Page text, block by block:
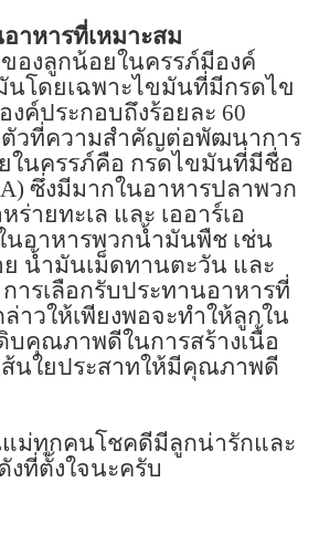
าหารที่เหมาะสม
องลูกน้อยในครรภ์มีองค์
นโดยเฉพาะไขมันที่มีกรดไข
ค์ประกอบถึงร้อยละ 60
วที่ความสำคัญต่อพัฒนาการ
ในครรภ์คือ กรดไขมันที่มีชื่อ
ซึ่งมีมากในอาหารปลาพวก
ร่ายทะเล และ เออาร์เอ
นอาหารพวกน้ำมันพืช เช่น
น้ำมันเม็ดทานตะวัน และ
การเลือกรับประทานอาหารที่
าวให้เพียงพอจะทำให้ลูกใน
บคุณภาพดีในการสร้างเนื้อ
ส้นใยประสาทให้มีคุณภาพดี
ม่ทุกคนโชคดีมีลูกน่ารักและ
งที่ตั้งใจนะครับ